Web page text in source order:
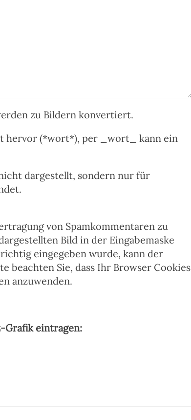
zu Bildern konvertiert.
hervor (*wort*), per _wort_ kann ein
dargestellt, sondern nur für
von Spamkommentaren zu
Bild in der Eingabemaske
eingegeben wurde, kann der
beachten Sie, dass Ihr Browser Cookies
anzuwenden.
Grafik eintragen: